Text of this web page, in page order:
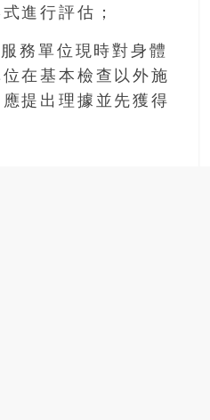
進行評估；
務單位現時對身體
在基本檢查以外施
提出理據並先獲得